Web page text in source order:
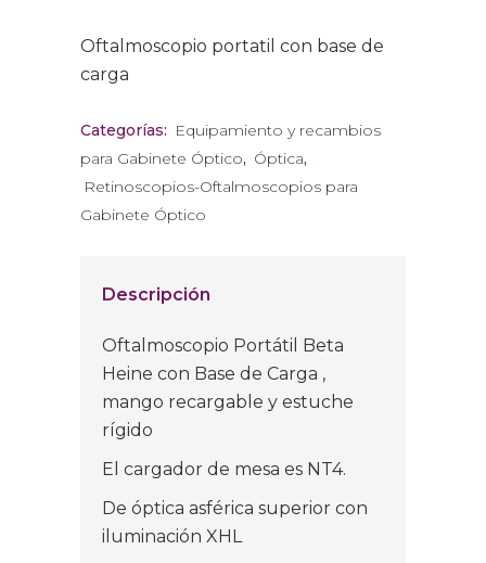
Oftalmoscopio portatil con base de
carga
Categorías: Equipamiento y recambios
para Gabinete Óptico, Óptica,
Retinoscopios-Oftalmoscopios para
Gabinete Óptico
Descripción
Oftalmoscopio Portátil Beta
Heine con Base de Carga ,
mango recargable y estuche
rígido
El cargador de mesa es NT4.
De óptica asférica superior con
iluminación XHL